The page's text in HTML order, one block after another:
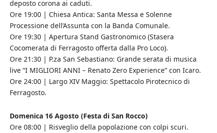
deposto corona ai caduti.
Ore 19:00 | Chiesa Antica: Santa Messa e Solenne
Processione dell’Assunta con la Banda Comunale.
Ore 19:30 | Apertura Stand Gastronomico (Stasera
Cocomerata di Ferragosto offerta dalla Pro Loco).
Ore 21:30 | P.za San Sebastiano: Grande serata di musica
live “I MIGLIORI ANNI – Renato Zero Experience” con Icaro.
Ore 24:00 | Largo XIV Maggio: Spettacolo Pirotecnico di
Ferragosto.
Domenica 16 Agosto (Festa di San Rocco)
Ore 08:00 | Risveglio della popolazione con colpi scuri.